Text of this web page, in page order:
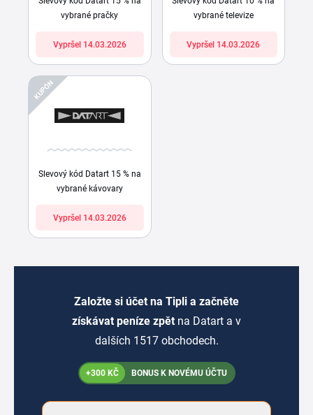
vybrané pračky
Vypršel 14.03.2026
vybrané televize
Vypršel 14.03.2026
KUPÓN
Slevový kód Datart 15 % na
vybrané kávovary
Vypršel 14.03.2026
Založte si účet na Tipli a začněte
získávat peníze zpět na Datart a v
dalších 1517 obchodech.
+300 KČ BONUS K NOVÉMU ÚČTU